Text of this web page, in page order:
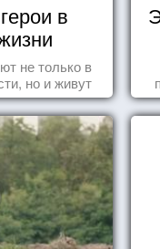
в
не только в
но и живут